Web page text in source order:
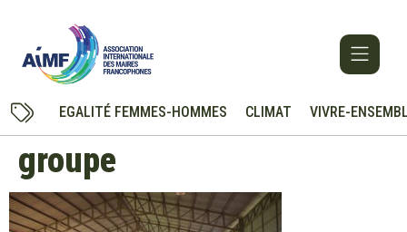
EGALITÉ FEMMES-HOMMES CLIMAT VIVRE-
groupe